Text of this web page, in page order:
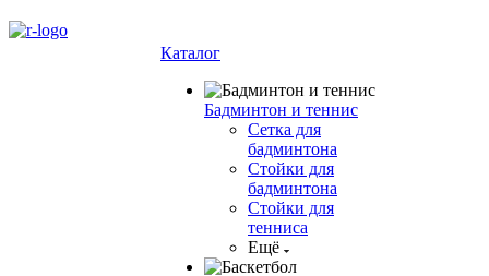
Каталог
Бадминтон и теннис
Сетка для
бадминтона
Стойки для
бадминтона
Стойки для
тенниса
Ещё